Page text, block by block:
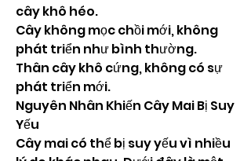
cây khô héo.
Cây không mọc chồi mới, không
phát triển như bình thường.
Thân cây khô cứng, không có sự
phát triển mới.
Nguyên Nhân Khiến Cây Mai Bị Suy
Yếu
Cây mai có thể bị suy yếu vì nhiều